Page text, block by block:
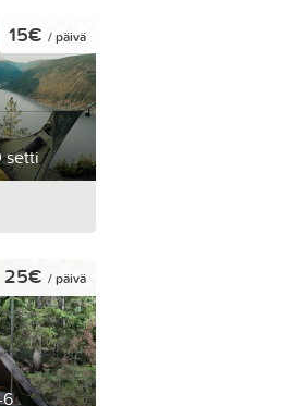
setti
15€ / päivä
25€ / päivä